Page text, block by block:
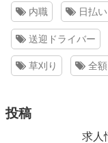
内職 日払い
送迎ドライバー
草刈り 全
投稿
求人